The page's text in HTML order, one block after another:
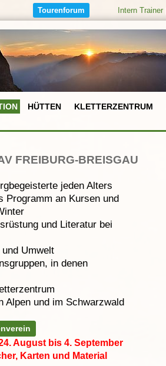
Tourenforum Intern Trainer
HÜTTEN KLETTERZENTRUM
FREIBURG-BREISGAU
jeden Alters
Programm an Kursen und
und Literatur bei
Umwelt
in denen
Alpen und im Schwarzwald
August bis 4. September
Karten und Material